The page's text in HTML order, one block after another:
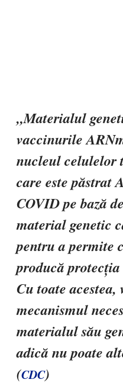
„Materialul
vaccinurile
nucleul celulelor
care este păstrat
COVID pe bază
material genetic
pentru a permite
producă
Cu toate acestea,
mecanismul
materialul său
adică nu poate
(CDC)